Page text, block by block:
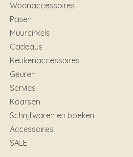
Woonaccessoires
Pasen
Muurcirkels
Cadeaus
Keukenaccessoires
Geuren
Servies
Kaarsen
Schrijfwaren en boeken
Accessoires
SALE